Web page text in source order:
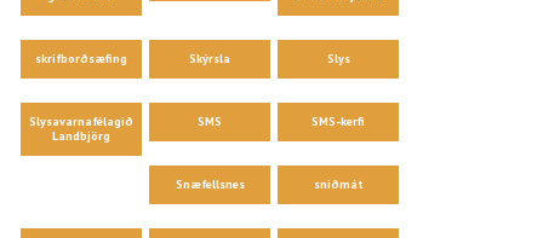
skrifborðsæfing Skýrsla Slys
Slysavarnafélagið
Landbjörg
SMS SMS-kerfi
Snæfellsnes sniðmát